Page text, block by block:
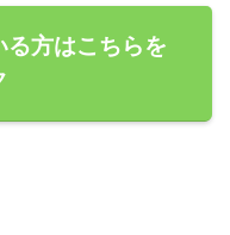
方はこちらを